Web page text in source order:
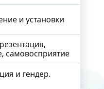
и установки
самовосприятие
и гендер.